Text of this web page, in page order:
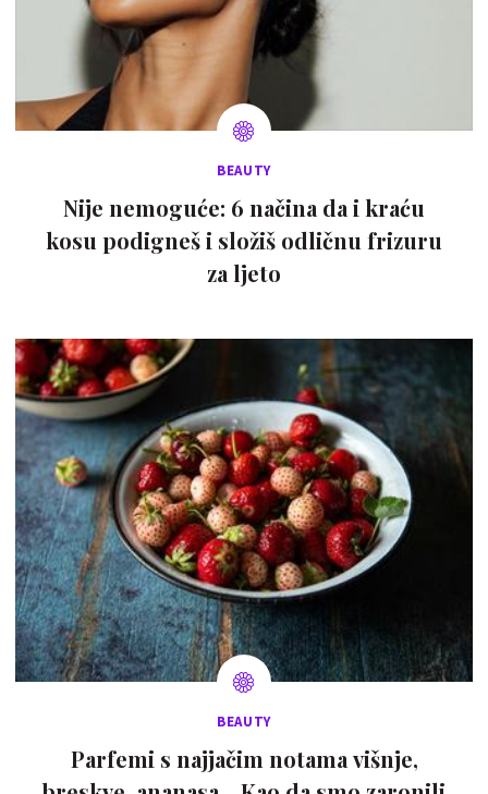
BEAUTY
Nije nemoguće: 6 načina da i kraću
kosu podigneš i složiš odličnu frizuru
za ljeto
BEAUTY
Parfemi s najjačim notama višnje,